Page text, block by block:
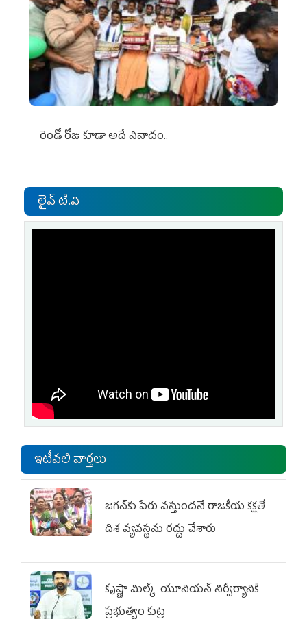
రెండో రోజు కూడా అదే నినాదం..
లైవ్ టి.వి
ఇటీవలి వార్తలు
జగన్‌కు పేరు వస్తుందనే రాజకీయ కక్షతో
దిశ వ్య‌వ‌స్థ‌ను రద్దు చేశారు
కృష్ణా మిల్క్‌ యూనియన్‌ నిర్వీర్యానికి
ప్రభుత్వం కుట్ర